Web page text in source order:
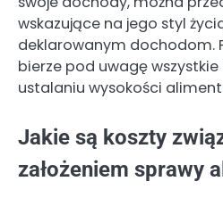
wskazujące na jego styl
deklarowanym dochodom.
bierze pod uwagę
ustalaniu wysokości
Jakie są koszty
założeniem sprawy